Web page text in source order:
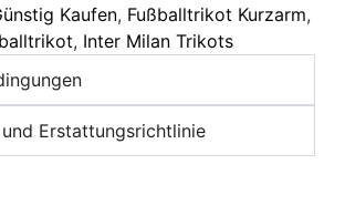
Kaufen, Fußballtrikot Kurzarm,
, Inter Milan Trikots
Erstattungsrichtlinie